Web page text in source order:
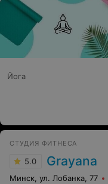
Йога
СТУДИЯ ФИТНЕСА
5.0 Grayana
Минск, ул. Лобанка, 77